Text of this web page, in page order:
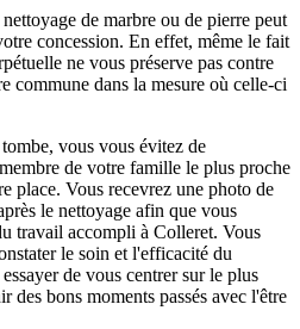
de marbre ou de pierre peut
concession. En effet, même le fait
ne vous préserve pas contre
commune dans la mesure où celle-ci
vous vous évitez de
de votre famille le plus proche
place. Vous recevrez une photo de
le nettoyage afin que vous
travail accompli à Colleret. Vous
le soin et l'efficacité du
de vous centrer sur le plus
des bons moments passés avec l'être